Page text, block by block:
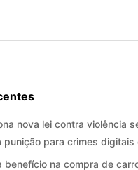
nova lei contra violência
punição para crimes digitais
benefício na compra de